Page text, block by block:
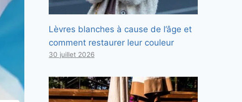
Lèvres blanches à cause de l’âge et
comment restaurer leur couleur
30 juillet 2026